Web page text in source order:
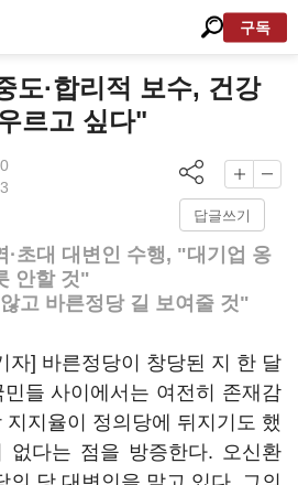
구독
도·합리적 보수, 건강
르고 싶다"
답글쓰기
·초대 대변인 수행, "대기업 옹
안할 것"
고 바른정당 길 보여줄 것"
자] 바른정당이 창당된 지 한 달
들 사이에서는 여전히 존재감
지율이 정의당에 뒤지기도 했
없다는 점을 방증한다. 오신환